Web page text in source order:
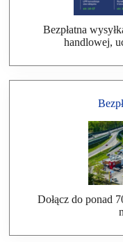
Bezpłatna
handlowej,
Dołącz do ponad